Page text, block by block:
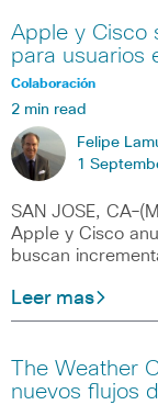
Apple y Cisco
para usuarios
Colaboración
2 min read
Felipe
1
SAN JOSE,
Apple y Cisco
buscan
Leer mas
The Weather
nuevos flujos